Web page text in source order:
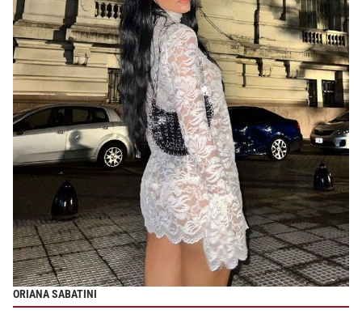
ORIANA SABATINI